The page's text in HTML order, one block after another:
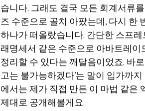
습니다. 그래도 결국 모든 회계서류
즈 수준으로 골치 아팠는데, 다시 한
하나가 떠올랐습니다. 간단한 스프
래명세서 같은 수준으로 아바트레
정리할 수 있다는 깨달음이었죠. 바
고는 불가능하겠다’는 말이 입가까
에서는 제가 직접 만든 이 마법 같은
제대로 공개해볼게요.